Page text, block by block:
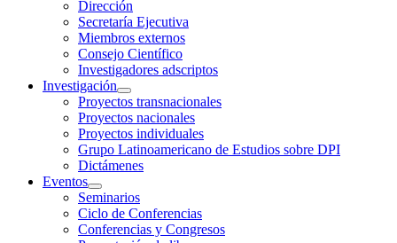
Dirección
Secretaría Ejecutiva
Miembros externos
Consejo Científico
Investigadores adscriptos
Investigación
Proyectos transnacionales
Proyectos nacionales
Proyectos individuales
Grupo Latinoamericano de Estudios sobre DPI
Dictámenes
Eventos
Seminarios
Ciclo de Conferencias
Conferencias y Congresos